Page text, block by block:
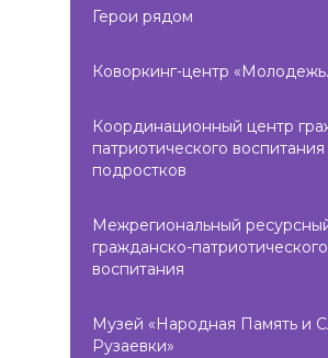
Герои рядом
Коворкинг-центр
Координационный центр
патриотического воспитания
подростков
Межрегиональный
гражданско-патриотического
воспитания
Музей «Народная Память и
Рузаевки»